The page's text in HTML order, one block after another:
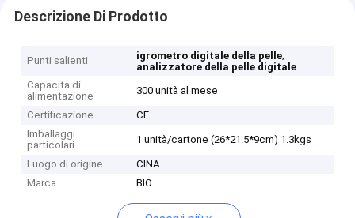
Descrizione Di Prodotto
Punti salienti igrometro digitale della pelle,
analizzatore della pelle digitale
Capacità di
alimentazione
300 unità al mese
Certificazione
CE
Imballaggi
particolari
1 unità/cartone (26*21.5*9cm) 1.3kgs
Luogo di origine
CINA
Marca
BIO